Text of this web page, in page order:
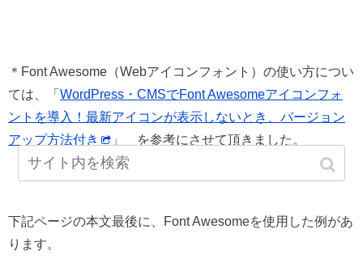
＊Font Awesome（Webアイコンフォント）の使い方につい
ては、「 WordPress・CMSでFont Awesomeアイコンフォ
ントを導入！最新アイコンが表示しないとき、バージョン
アップ方法付き
」 を参考にさせて頂きました。
下記ページの本文最後に、Font Awesomeを使用した例があ
ります。